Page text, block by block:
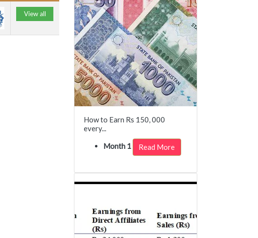
View all
How to Earn Rs 150, 000
every...
Month 1
Read More